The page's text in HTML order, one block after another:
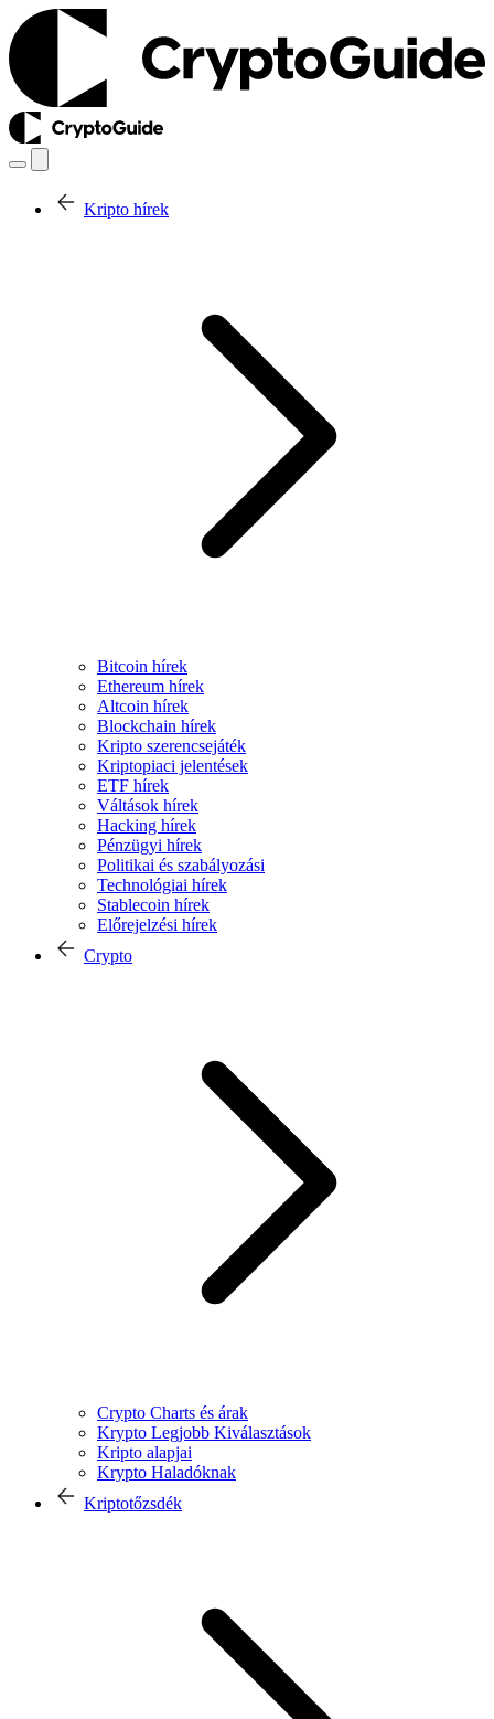
Kripto hírek
Bitcoin hírek
Ethereum hírek
Altcoin hírek
Blockchain hírek
Kripto szerencsejáték
Kriptopiaci jelentések
ETF hírek
Váltások hírek
Hacking hírek
Pénzügyi hírek
Politikai és szabályozási
Technológiai hírek
Stablecoin hírek
Előrejelzési hírek
Crypto
Crypto Charts és árak
Krypto Legjobb Kiválasztások
Kripto alapjai
Krypto Haladóknak
Kriptotőzsdék